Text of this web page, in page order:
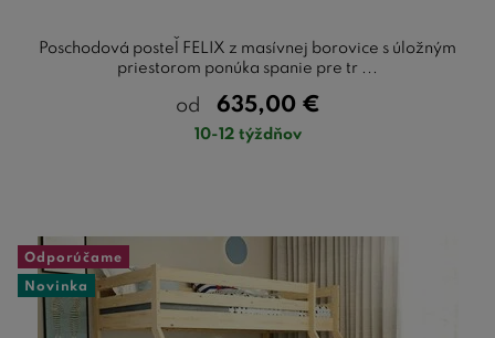
Poschodová posteľ FELIX z masívnej borovice s úložným
priestorom ponúka spanie pre tr ...
od 635,00 €
10-12 týždňov
Odporúčame
Novinka